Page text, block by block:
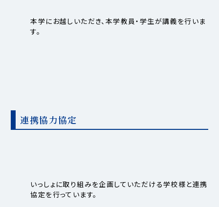
本学にお越しいただき、本学教員・学生が講義を行いま
す。
連携協力協定
いっしょに取り組みを企画していただける学校様と連携
協定を行っています。